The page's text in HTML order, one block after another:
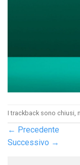
I trackback sono chiusi,
← Precedente
Successivo →